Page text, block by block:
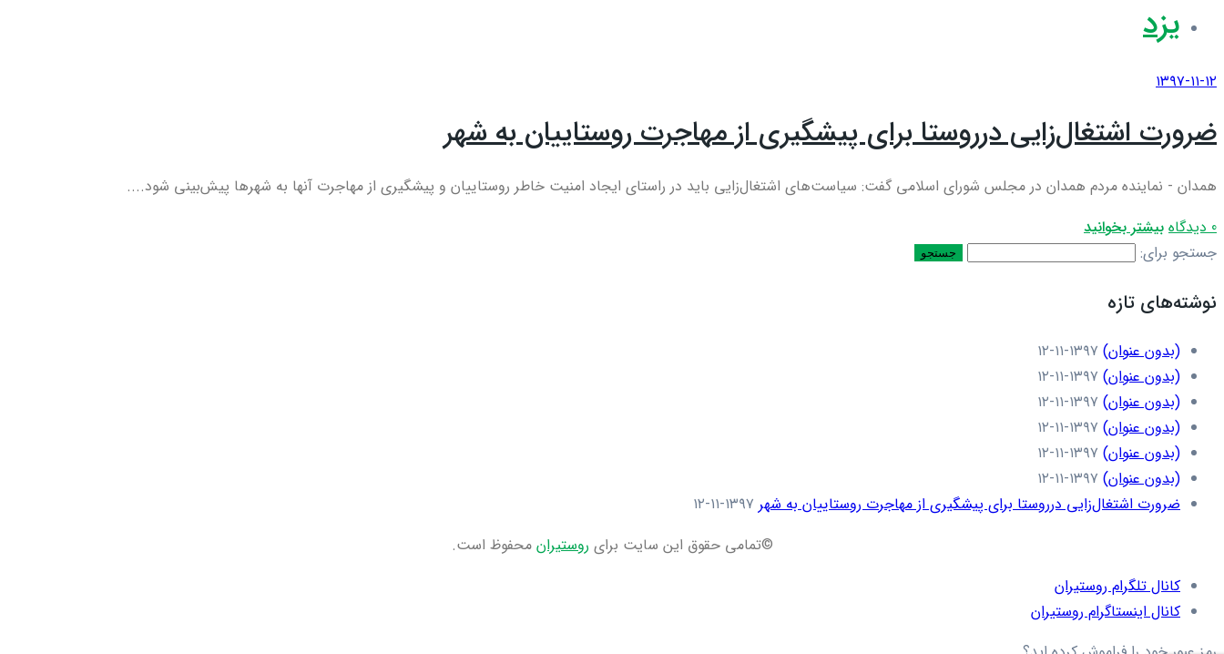
یزد
۱۳۹۷-۱۱-۱۲
ضرورت اشتغال‌زایی درروستا برای پیشگیری از مهاجرت روستاییان به شهر
همدان - نماینده مردم همدان در مجلس شورای اسلامی گفت: سیاست‌های اشتغال‌زایی باید در راستای ایجاد امنیت خاطر روستاییان و پیشگیری از مهاجرت آنها به شهرها پیش‌بینی شود....
0 دیدگاه
بیشتر بخوانید
جستجو برای:
نوشته‌های تازه
(بدون عنوان) ۱۳۹۷-۱۱-۱۲
(بدون عنوان) ۱۳۹۷-۱۱-۱۲
(بدون عنوان) ۱۳۹۷-۱۱-۱۲
(بدون عنوان) ۱۳۹۷-۱۱-۱۲
(بدون عنوان) ۱۳۹۷-۱۱-۱۲
(بدون عنوان) ۱۳۹۷-۱۱-۱۲
ضرورت اشتغال‌زایی درروستا برای پیشگیری از مهاجرت روستاییان به شهر ۱۳۹۷-۱۱-۱۲
©تمامی حقوق این سایت برای روستیران محفوظ است.
کانال تلگرام روستیران
کانال اینستاگرام روستیران